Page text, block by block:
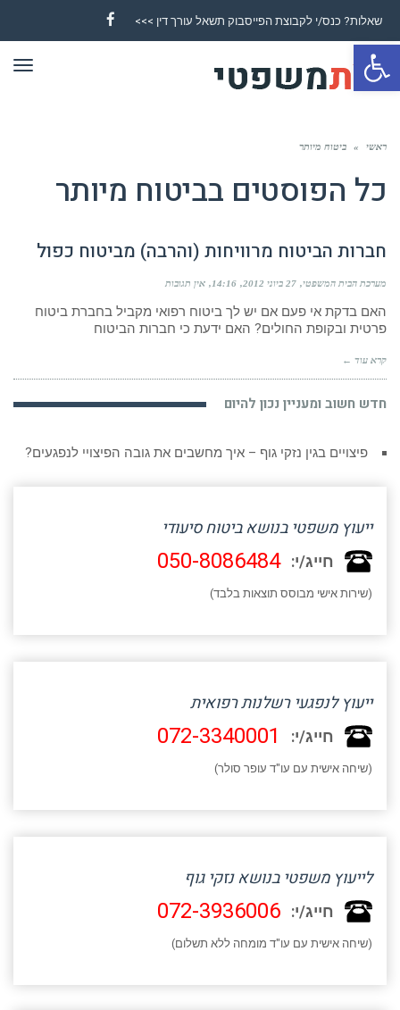
פתח סרגל נגישות
שאלות? כנס/י לקבוצת הפייסבוק תשאל עורך דין >>>
Facebook
ראשי » ביטוח מיותר
כל הפוסטים בביטוח מיותר
חברות הביטוח מרוויחות (והרבה) מביטוח כפול
מערכת הבית המשפטי 27 ביוני 2012 14:16 אין תגובות
האם בדקת אי פעם אם יש לך ביטוח רפואי מקביל בחברת ביטוח
פרטית ובקופת החולים? האם ידעת כי חברות הביטוח
קרא עוד ←
חדש חשוב ומעניין נכון להיום
פיצויים בגין נזקי גוף – איך מחשבים את גובה הפיצויי לנפגעים?
ייעוץ משפטי בנושא ביטוח סיעודי
חייג/י: 050-8086484
(שירות אישי מבוסס תוצאות בלבד)
ייעוץ לנפגעי רשלנות רפואית
חייג/י: 072-3340001
(שיחה אישית עם עו"ד עופר סולר)
לייעוץ משפטי בנושא נזקי גוף
חייג/י: 072-3936006
(שיחה אישית עם עו"ד מומחה ללא תשלום)